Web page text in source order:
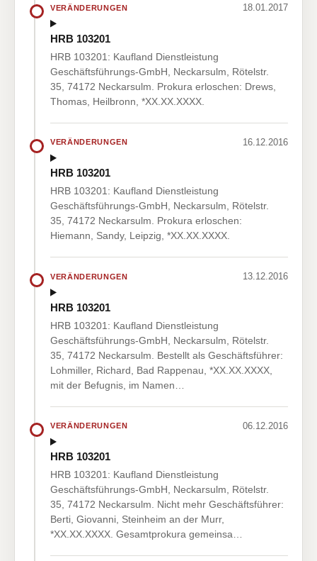
VERÄNDERUNGEN 18.01.2017
HRB 103201
HRB 103201: Kaufland Dienstleistung
Geschäftsführungs-GmbH, Neckarsulm, Rötelstr.
35, 74172 Neckarsulm. Prokura erloschen: Drews,
Thomas, Heilbronn, *XX.XX.XXXX.
VERÄNDERUNGEN 16.12.2016
HRB 103201
HRB 103201: Kaufland Dienstleistung
Geschäftsführungs-GmbH, Neckarsulm, Rötelstr.
35, 74172 Neckarsulm. Prokura erloschen:
Hiemann, Sandy, Leipzig, *XX.XX.XXXX.
VERÄNDERUNGEN 13.12.2016
HRB 103201
HRB 103201: Kaufland Dienstleistung
Geschäftsführungs-GmbH, Neckarsulm, Rötelstr.
35, 74172 Neckarsulm. Bestellt als Geschäftsführer:
Lohmiller, Richard, Bad Rappenau, *XX.XX.XXXX,
mit der Befugnis, im Namen…
VERÄNDERUNGEN 06.12.2016
HRB 103201
HRB 103201: Kaufland Dienstleistung
Geschäftsführungs-GmbH, Neckarsulm, Rötelstr.
35, 74172 Neckarsulm. Nicht mehr Geschäftsführer:
Berti, Giovanni, Steinheim an der Murr,
*XX.XX.XXXX. Gesamtprokura gemeinsa…